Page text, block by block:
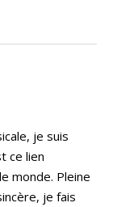
je suis
ce lien
monde. Pleine
je fais